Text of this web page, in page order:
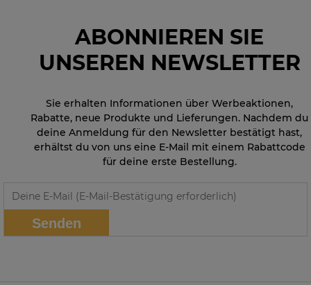
ABONNIEREN SIE
UNSEREN NEWSLETTER
Sie erhalten Informationen über Werbeaktionen,
Rabatte, neue Produkte und Lieferungen. Nachdem du
deine Anmeldung für den Newsletter bestätigt hast,
erhältst du von uns eine E-Mail mit einem Rabattcode
für deine erste Bestellung.
Senden